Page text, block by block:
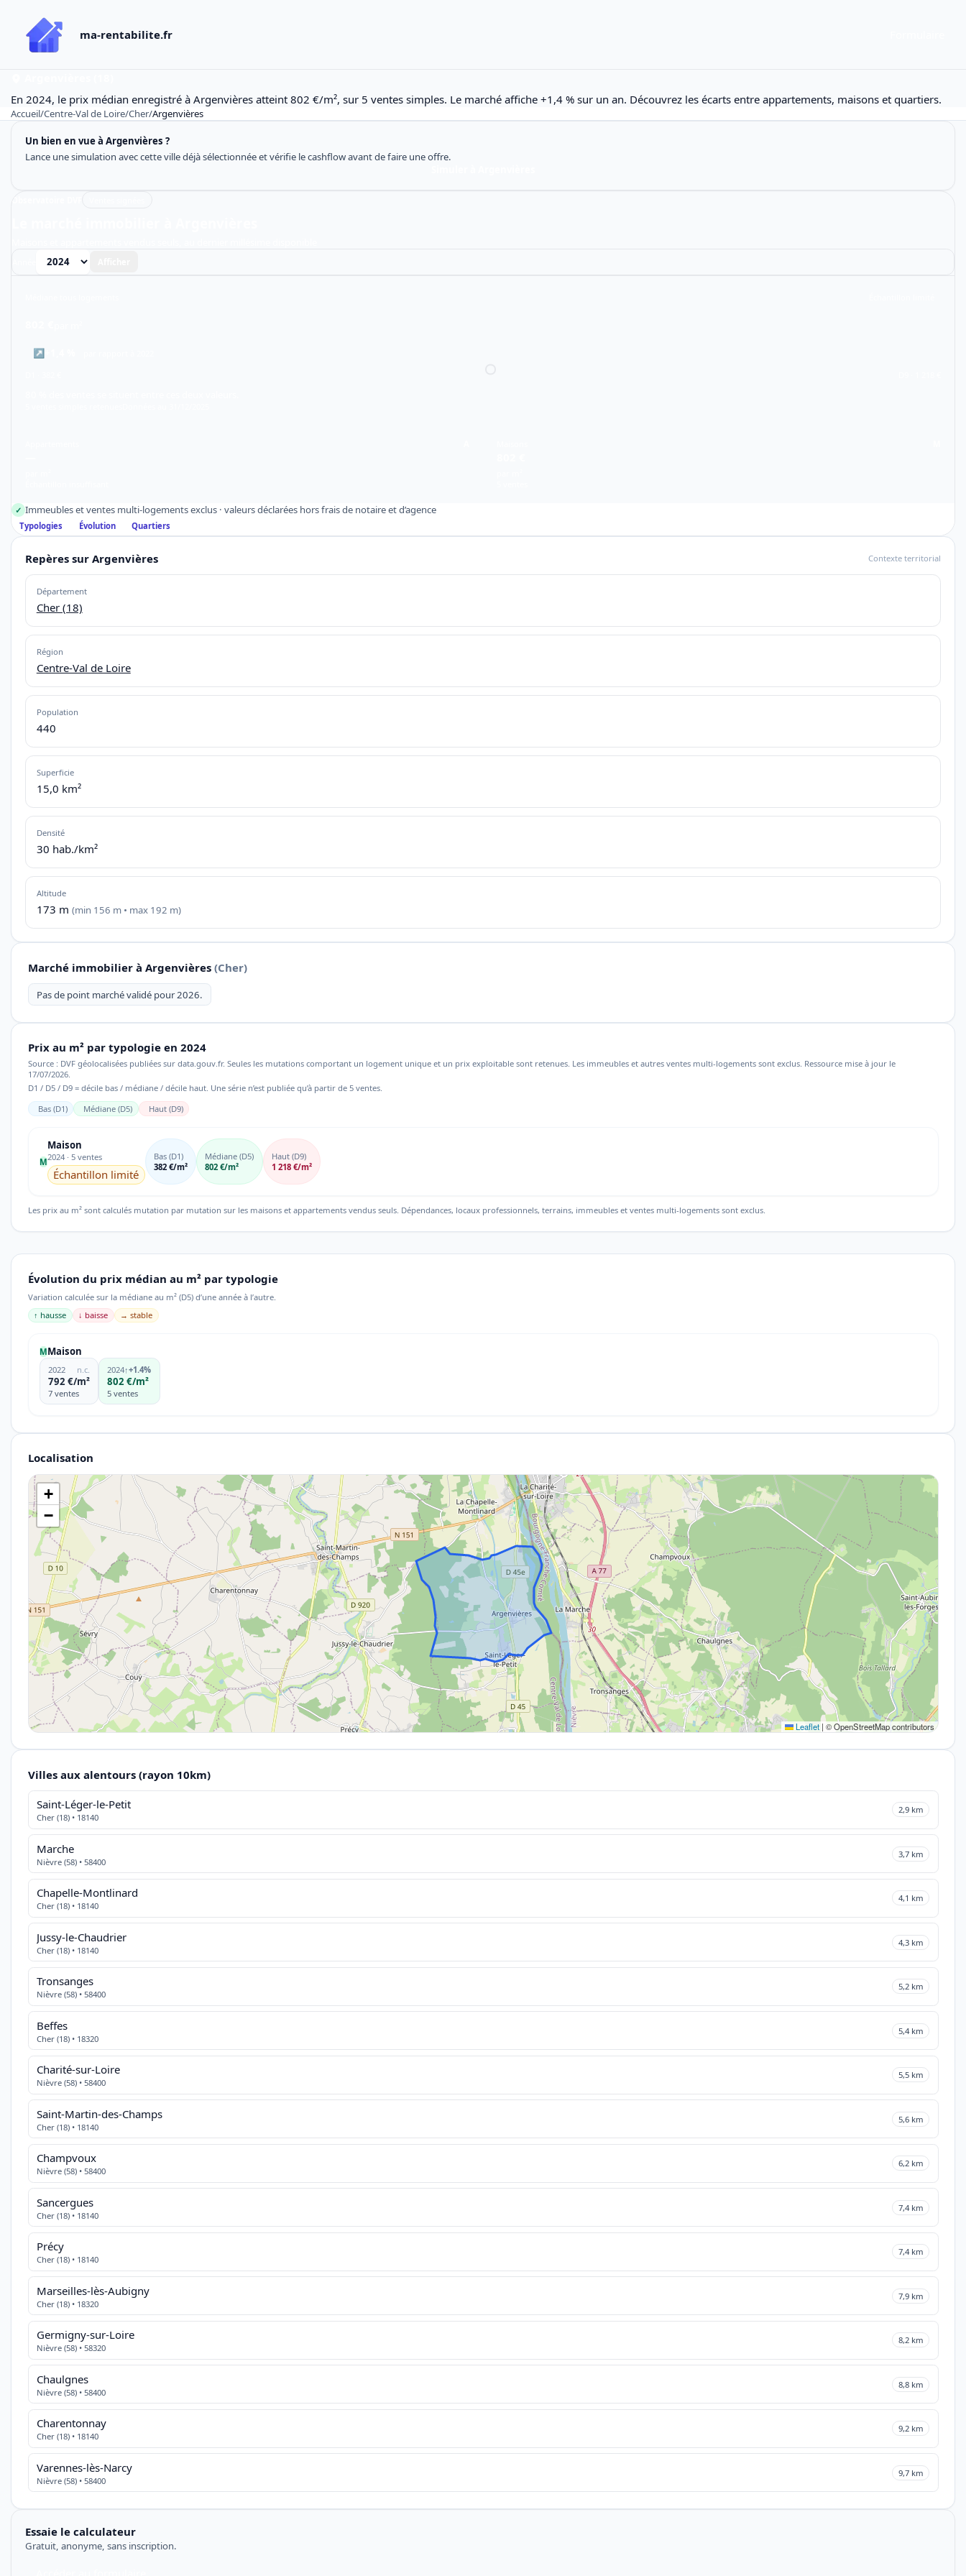
ma-rentabilite.fr
En 2024, le prix médian enregistré à Argenvières atteint 802 €/m², sur 5 ventes simples. Le marché affiche +1,4 % sur un an. Découvrez les écarts entre appartements, maisons et quartiers.
Accueil/Centre-Val de Loire/Cher/Argenvières
Un bien en vue à Argenvières ?
Lance une simulation avec cette ville déjà sélectionnée et vérifie le cashflow avant de faire une offre.
Observatoire DVF
↗
✓ Immeubles et ventes multi-logements exclus · valeurs déclarées hors frais de notaire et d’agence
Typologies Évolution Quartiers
Repères sur Argenvières Contexte territorial
Département
Cher (18)
Région
Centre-Val de Loire
Population
440
Superficie
15,0 km²
Densité
30 hab./km²
Altitude
173 m (min 156 m • max 192 m)
Marché immobilier à Argenvières (Cher)
Pas de point marché validé pour 2026.
Prix au m² par typologie en 2024
Source : DVF géolocalisées publiées sur data.gouv.fr. Seules les mutations comportant un logement unique et un prix exploitable sont retenues. Les immeubles et autres ventes multi-logements sont exclus. Ressource mise à jour le
17/07/2026.
D1 / D5 / D9 = décile bas / médiane / décile haut. Une série n’est publiée qu’à partir de 5 ventes.
Bas (D1)
Médiane (D5) Haut (D9)
M
Maison
2024 · 5 ventes
Échantillon limité
Bas (D1)
382 €/m²
Médiane (D5)
802 €/m²
Haut (D9)
1 218 €/m²
Les prix au m² sont calculés mutation par mutation sur les maisons et appartements vendus seuls. Dépendances, locaux professionnels, terrains, immeubles et ventes multi-logements sont exclus.
Évolution du prix médian au m² par typologie
Variation calculée sur la médiane au m² (D5) d’une année à l’autre.
↑ hausse
↓ baisse → stable
MMaison
2022 n.c.
792 €/m²
7 ventes
2024↑+1.4%
802 €/m²
5 ventes
Localisation
+
−
Leaflet | © OpenStreetMap contributors
Villes aux alentours (rayon 10km)
Saint-Léger-le-Petit
Cher (18) • 18140
2,9 km
Marche
Nièvre (58) • 58400
3,7 km
Chapelle-Montlinard
Cher (18) • 18140
4,1 km
Jussy-le-Chaudrier
Cher (18) • 18140
4,3 km
Tronsanges
Nièvre (58) • 58400
5,2 km
Beffes
Cher (18) • 18320
5,4 km
Charité-sur-Loire
Nièvre (58) • 58400
5,5 km
Saint-Martin-des-Champs
Cher (18) • 18140
5,6 km
Champvoux
Nièvre (58) • 58400
6,2 km
Sancergues
Cher (18) • 18140
7,4 km
Précy
Cher (18) • 18140
7,4 km
Marseilles-lès-Aubigny
Cher (18) • 18320
7,9 km
Germigny-sur-Loire
Nièvre (58) • 58320
8,2 km
Chaulgnes
Nièvre (58) • 58400
8,8 km
Charentonnay
Cher (18) • 18140
9,2 km
Varennes-lès-Narcy
Nièvre (58) • 58400
9,7 km
Essaie le calculateur
Gratuit, anonyme, sans inscription.